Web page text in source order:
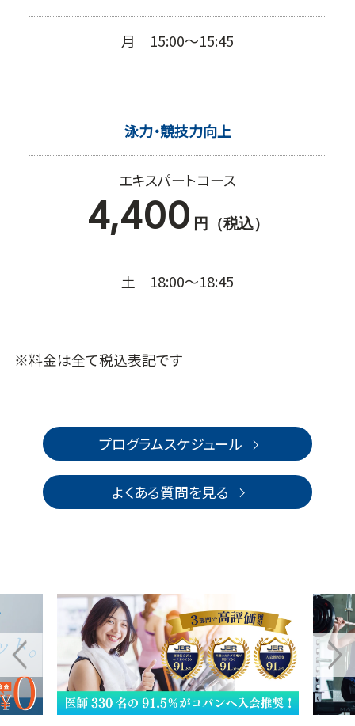
月 15:00～15:45
エキスパートコース
泳力・競技力向上
4,400 円（税込）
土 18:00～18:45
※料金は全て税込表記です
プログラムスケジュール
よくある質問を見る